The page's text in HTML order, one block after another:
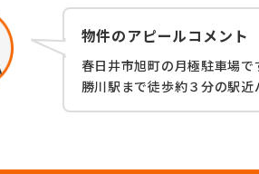
物件のアピールコメント
春日井市旭町の月極駐車場で
勝川駅まで徒歩約３分の駅近